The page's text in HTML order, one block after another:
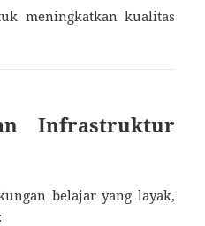
meningkatkan kualitas
Infrastruktur
belajar yang layak,